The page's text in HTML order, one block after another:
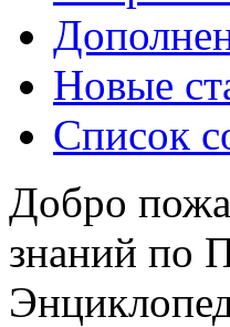
Новые
Список
Добро
знаний по